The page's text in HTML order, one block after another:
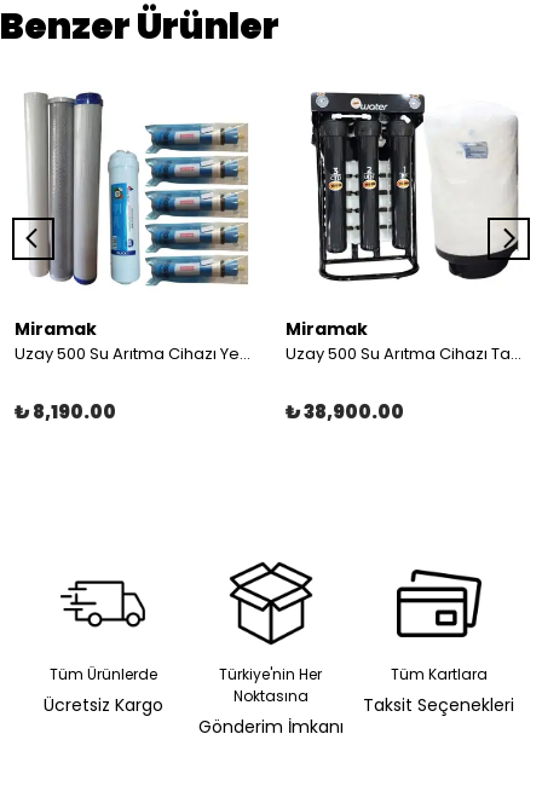
Benzer Ürünler
Miramak
Uzay 500 Su Arıtma Cihazı Yedek Filtre Seti
₺ 8,190.00
Miramak
Uzay 500 Su Arıtma Cihazı Tanklı
₺ 38,900.00
Tüm Ürünlerde
Ücretsiz Kargo
Türkiye'nin Her
Noktasına
Gönderim İmkanı
Tüm Kartlara
Taksit Seçenekleri